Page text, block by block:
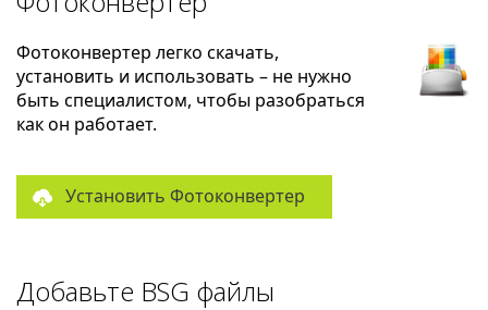
Фотоконвертер легко скачать,
установить и использовать – не нужно
быть специалистом, чтобы разобраться
как он работает.
Установить Фотоконвертер
Добавьте BSG файлы